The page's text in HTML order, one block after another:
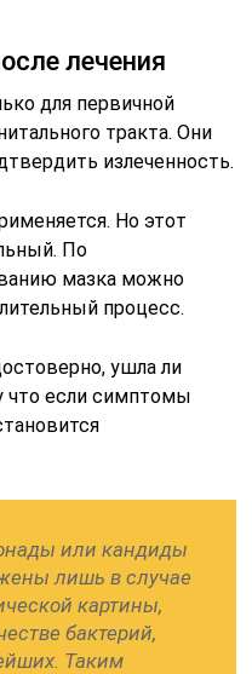
лечения
для первичной
тракта. Они
излеченность.
Но этот
По
мазка можно
процесс.
ушла ли
что если симптомы
или кандиды
лишь в случае
картины,
бактерий,
Таким